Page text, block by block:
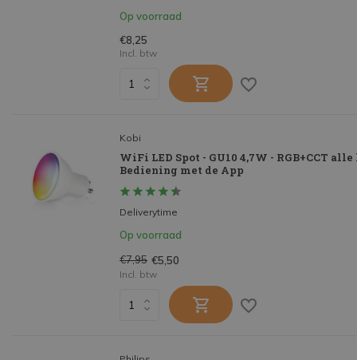
Op voorraad
€8,25
Incl. btw
Kobi
WiFi LED Spot - GU10 4,7W - RGB+CCT
Bediening met de App
Deliverytime
Op voorraad
€7,95 €5,50
Incl. btw